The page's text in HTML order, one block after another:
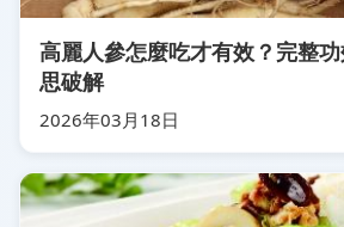
高麗人參怎麼吃才有效？完整
思破解
2026年03月18日